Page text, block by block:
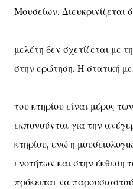
Μουσείων. Διευκρινίζεται
μελέτη δεν σχετίζεται με
στην ερώτηση. Η στατική
του κτηρίου είναι μέρος
εκπονούνται για την
κτηρίου, ενώ η
ενοτήτων και στην έκθεση
πρόκειται να